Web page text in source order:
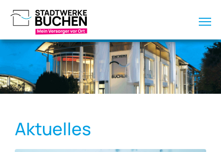
Aktuelles